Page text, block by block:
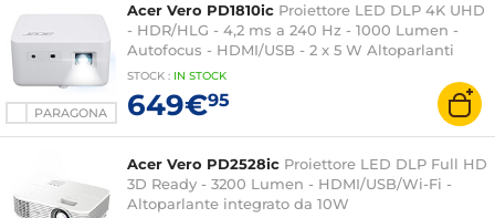
PARAGONA
Acer Vero PD1810ic Proiettore LED DLP 4K UHD
- HDR/HLG - 4,2 ms a 240 Hz - 1000 Lumen -
Autofocus - HDMI/USB - 2 x 5 W Altoparlanti
integrati
STOCK : IN STOCK
649€95
Acer Vero PD2528ic Proiettore LED DLP Full HD
3D Ready - 3200 Lumen - HDMI/USB/Wi-Fi -
Altoparlante integrato da 10W